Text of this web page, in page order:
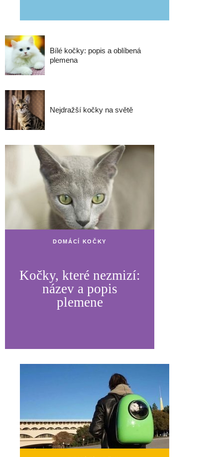
Bílé kočky: popis a oblíbená
plemena
Nejdražší kočky na světě
DOMÁCÍ KOČKY
Kočky, které nezmizí:
název a popis
plemene